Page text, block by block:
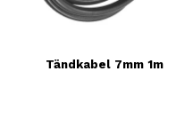
Tändkabel 7mm 1m